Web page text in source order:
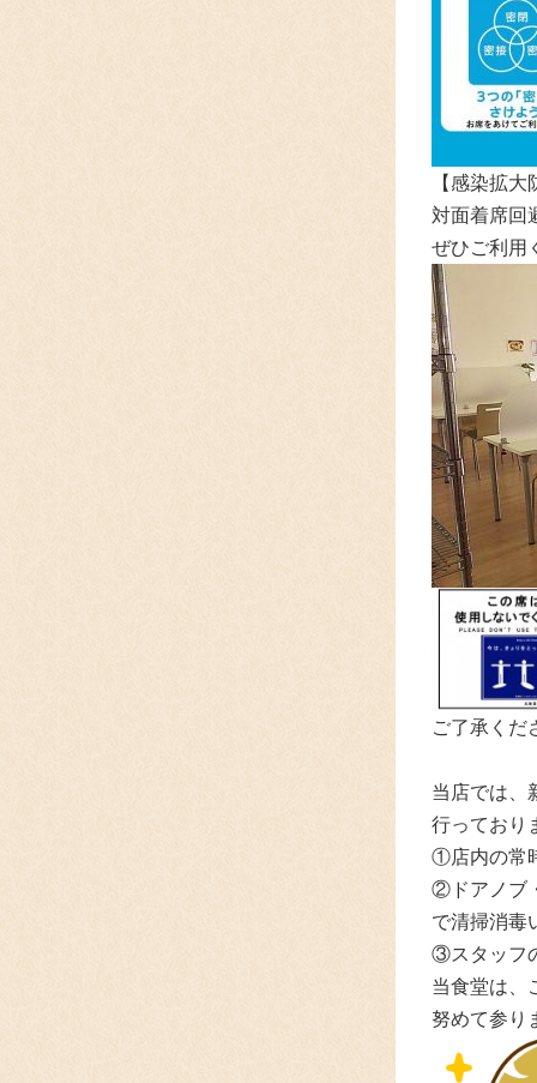
【感染拡
対面着席回
ぜひご利用
ご了承くだ
当店では、
行っており
①店内の常
②ドアノブ
で清掃消毒
③スタッフ
当食堂は、
努めて参り